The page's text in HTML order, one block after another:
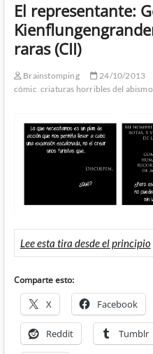
El representante:
raras (CII)
Brainstomping 24/10/2013
cómic criaturas horribles del abismo
Lee esta tira desde el principio
Comparte esto:
X Facebook
Reddit Tumblr